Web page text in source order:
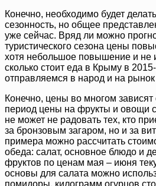
Конечно, необходимо будет
сезонность, но общее
уже сейчас. Вряд ли можно
туристического сезона цены
хотя небольшое повышение и не
сколько стоит еда в Крыму в
отправляемся в народ и на
Конечно, цены во многом зависят
период цены на фрукты и овощи
не может не радовать тех, кто
за бронзовым загаром, но и за
примера можно рассчитать
обеда: салат, основное блюдо и
фруктов по ценам мая – июня
основы для салата можно